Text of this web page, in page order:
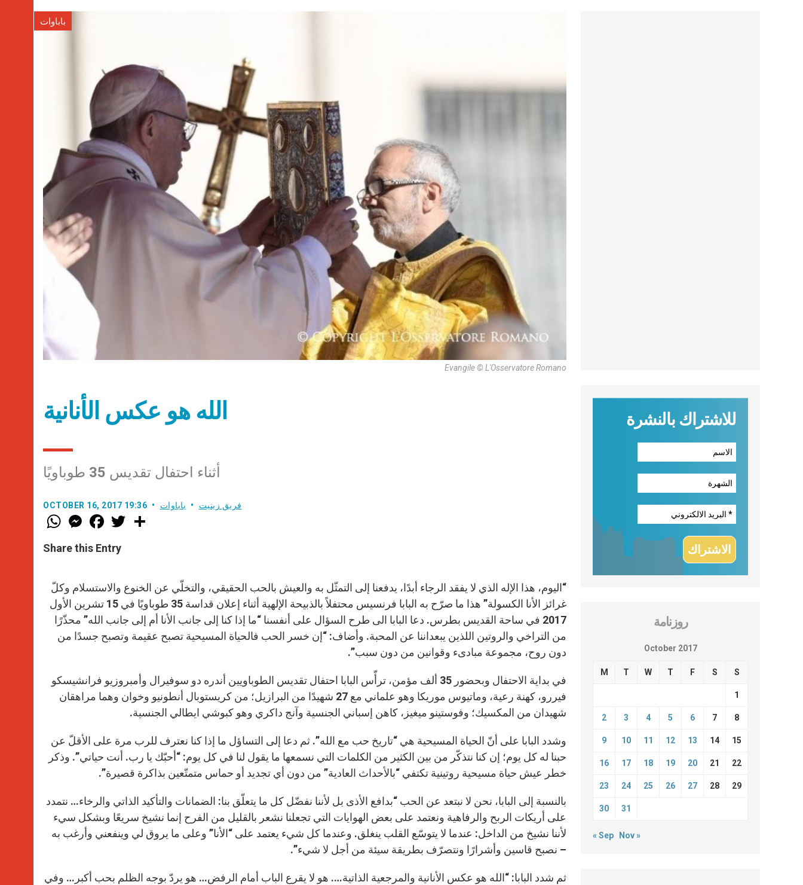
باباوات
Evangile © L'Osservatore Romano
الله هو عكس الأنانية
أثناء احتفال تقديس 35 طوباويًا
OCTOBER 16, 2017 19:36 فريق زينيت باباوات
W
h
t
s
p
M
e
s
e
r
F
a
e
b
k
w
Share this Entry
“اليوم، هذا الإله الذي لا يفقد الرجاء أبدًا، يدفعنا إلى التمثّل به والعيش بالحب الحقيقي، والتخلّي عن الخنوع والاستسلام وكلّ
غرائز الأنا الكسولة” هذا ما صرّح به البابا فرنسيس محتفلاً بالذبيحة الإلهية أثناء إعلان قداسة 35 طوباويًا في 15 تشرين الأول
2017 في ساحة القديس بطرس. دعا البابا الى طرح السؤال على أنفسنا “ما إذا كنا إلى جانب الأنا أم إلى جانب الله” محذّرًا
من التراخي والروتين اللذين يبعداننا عن المحبة. وأضاف: “إن خسر الحب فالحياة المسيحية تصبح عقيمة وتصبح جسدًا من
دون روح، مجموعة مبادىء وقوانين من دون سبب”.
في بداية الاحتفال وبحضور 35 ألف مؤمن، ترأّس البابا احتفال تقديس الطوباويين أندره دو سوفيرال وأمبروزيو فرانشيسكو
فيررو، كهنة رعية، وماتيوس موريكا وهو علماني مع 27 شهيدًا من البرازيل؛ من كريستوبال أنطونيو وخوان وهما مراهقان
شهيدان من المكسيك؛ وفوستينو ميغيز، كاهن إسباني الجنسية وآنج داكري وهو كبوشي ايطالي الجنسية.
وشدد البابا على أنّ الحياة المسيحية هي “تاريخ حب مع الله”. ثم دعا إلى التساؤل ما إذا كنا نعترف للرب مرة على الأقلّ عن
حبنا له كل يوم؛ إن كنا نتذكّر من بين الكثير من الكلمات التي نسمعها ما يقول لنا في كل يوم: “أحبّك يا رب. أنت حياتي”. وذكر
خطر عيش حياة مسيحية روتينية تكتفي “بالأحداث العادية” من دون أي تجديد أو حماس متمتّعين بذاكرة قصيرة”.
بالنسبة إلى البابا، نحن لا نبتعد عن الحب “بدافع الأذى بل لأننا نفضّل كل ما يتعلّق بنا: الضمانات والتأكيد الذاتي والرخاء… نتمدد
على أريكات الربح والرفاهية ونعتمد على بعض الهوايات التي تجعلنا نشعر بالقليل من الفرح إنما نشيخ سريعًا وبشكل سيء
لأننا نشيخ من الداخل: عندما لا يتوسّع القلب ينغلق. وعندما كل شيء يعتمد على “الأنا” وعلى ما يروق لي وينفعني وأرغب به
– نصبح قاسين وأشرارًا ونتصرّف بطريقة سيئة من أجل لا شيء”.
ثم شدد البابا: “الله هو عكس الأنانية والمرجعية الذاتية…. هو لا يقرع الباب أمام الرفض… هو يردّ بوجه الظلم بحب أكبر… وفي
للاشتراك بالنشرة
روزنامة
October 2017
M T W T F S S
1
2 3 4 5 6 7 8
9 10 11 12 13 14 15
16 17 18 19 20 21 22
23 24 25 26 27 28 29
30 31
« Sep Nov »